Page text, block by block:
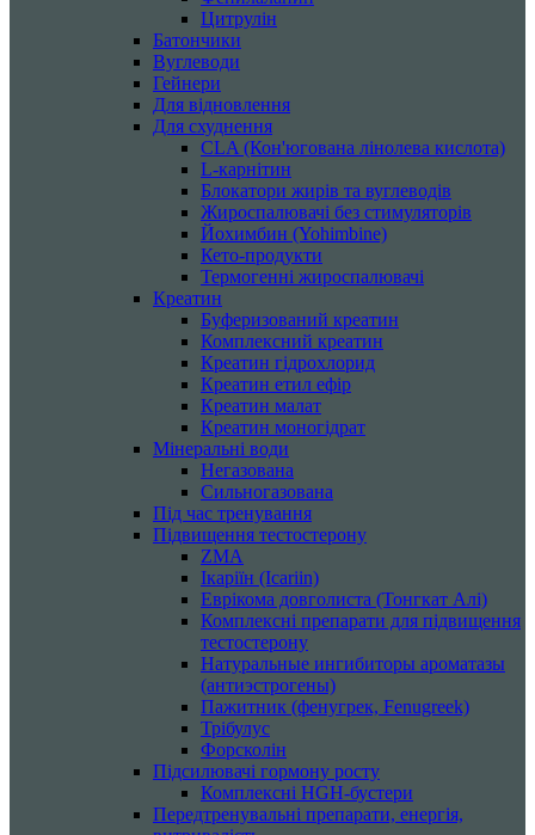
Цитрулін
Батончики
Вуглеводи
Гейнери
Для відновлення
Для схуднення
CLA (Кон'югована лінолева кислота)
L-карнітин
Блокатори жирів та вуглеводів
Жироспалювачі без стимуляторів
Йохимбин (Yohimbine)
Кето-продукти
Термогенні жироспалювачі
Креатин
Буферизований креатин
Комплексний креатин
Креатин гідрохлорид
Креатин етил ефір
Креатин малат
Креатин моногідрат
Мінеральні води
Негазована
Сильногазована
Під час тренування
Підвищення тестостерону
ZMA
Ікаріїн (Icariin)
Еврікома довголиста (Тонгкат Алі)
Комплексні препарати для підвищення
тестостерону
Натуральные ингибиторы ароматазы
(антиэстрогены)
Пажитник (фенугрек, Fenugreek)
Трібулус
Форсколін
Підсилювачі гормону росту
Комплексні HGH-бустери
Передтренувальні препарати, енергія,